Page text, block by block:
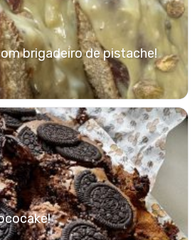
brigadeiro de pistache!